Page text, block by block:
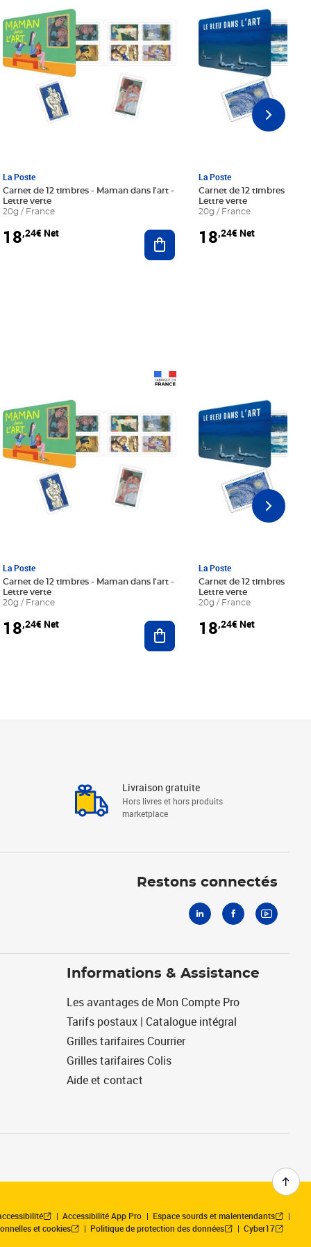
au panier
La Poste
Carnet de 12 timbres - Maman dans l'art -
Lettre verte
20g / France
18,24€ Net Ajouter au panier
La Poste
Carnet de 12 timbres - Le
Lettre verte
20g / France
18,24€ Net
au panier
La Poste
Carnet de 12 timbres - Maman dans l'art -
Lettre verte
20g / France
18,24€ Net Ajouter au panier
La Poste
Carnet de 12 timbres - Le
Lettre verte
20g / France
18,24€ Net
Livraison gratuite
Hors livres et hors produits
marketplace
Restons connectés
Informations & Assistance
Les avantages de Mon Compte Pro
Tarifs postaux | Catalogue intégral
Grilles tarifaires Courrier
Grilles tarifaires Colis
Aide et contact
Accessibilité App Pro
Espace sourds et malentendants
et cookies
Politique de protection des données Cyber17